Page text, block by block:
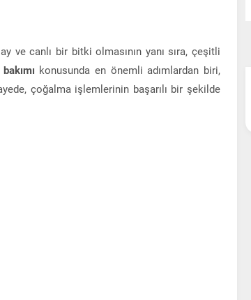
ve canlı bir bitki olmasının yanı sıra, çeşitli
konusunda en önemli adımlardan biri,
çoğalma işlemlerinin başarılı bir şekilde